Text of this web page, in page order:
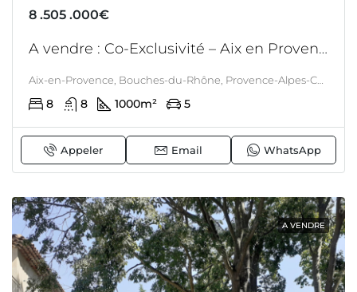
8 .505 .000€
A vendre : Co-Exclusivité – Aix en Provence – Propriété iconique à 4 KM du centre – Prête à vivre – Rénovation exceptionnelle – piscine – dépendances – maison d’invités – Possibilité chevaux
8 8 1000m² 5
Appeler Email WhatsApp
A VENDRE